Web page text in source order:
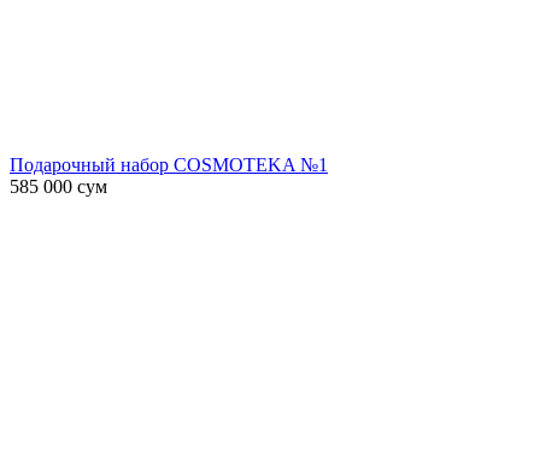
Подарочный набор COSMOTEKA №1
585 000 сум